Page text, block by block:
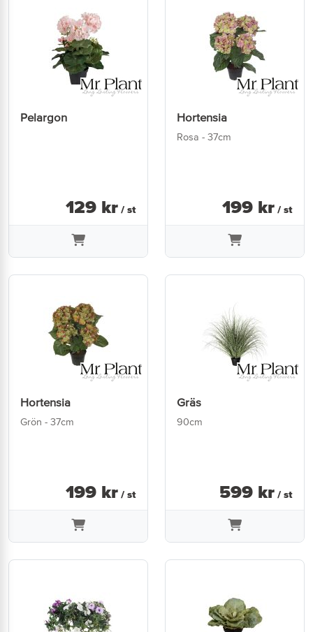
Pelargon
129 kr / st
Hortensia
Rosa - 37cm
199 kr / st
Hortensia
Grön - 37cm
199 kr / st
Gräs
90cm
599 kr / st